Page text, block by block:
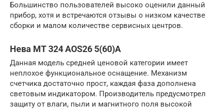
Большинство пользователей высоко оценили данный
прибор, хотя и встречаются отзывы о низком качестве
сборки и малом количестве сервисных центров.
Нева MT 324 AOS26 5(60)А
Данная модель средней ценовой категории имеет
неплохое функциональное оснащение. Механизм
счетчика достаточно прост, каждая фаза дополнена
световым индикатором. Производитель предусмотрел
защиту от влаги, пыли и магнитного поля высокой